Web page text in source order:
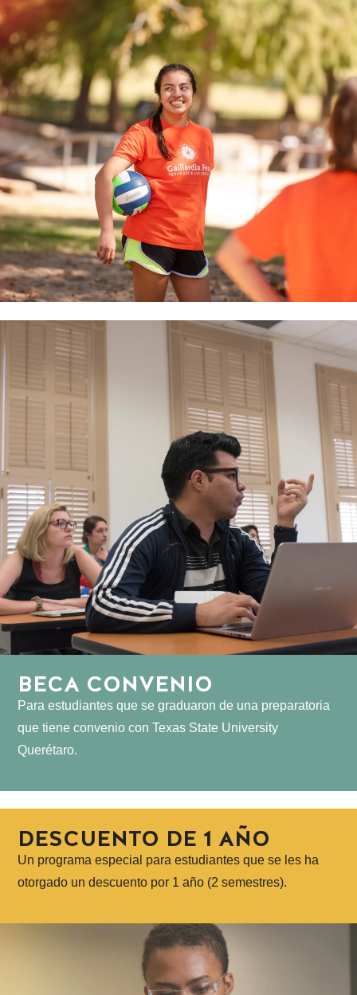
BECA CONVENIO
Para estudiantes que se graduaron de una preparatoria
que tiene convenio con Texas State University
Querétaro.
DESCUENTO DE 1 AÑO
Un programa especial para estudiantes que se les ha
otorgado un descuento por 1 año (2 semestres).